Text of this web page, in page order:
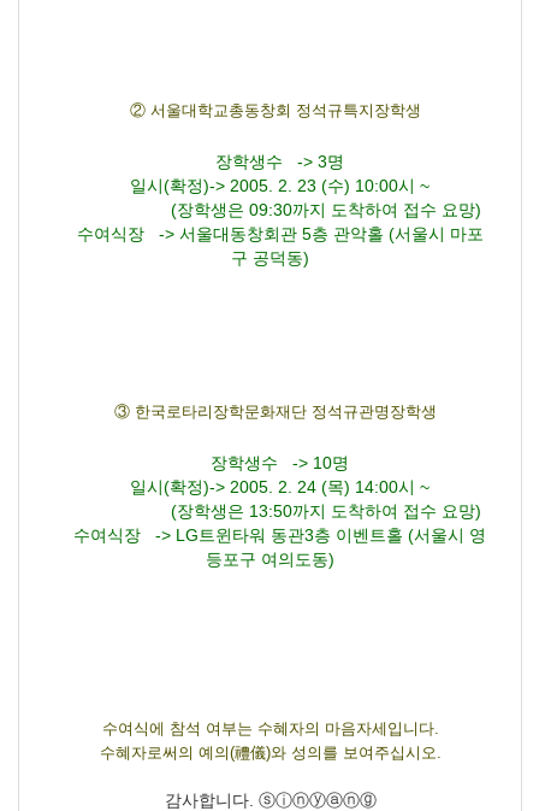
② 서울대학교총동창회 정석규특지장학생
장학생수 -> 3명
일시(확정)-> 2005. 2. 23 (수) 10:00시 ~
(장학생은 09:30까지 도착하여 접수 요망)
수여식장 -> 서울대동창회관 5층 관악홀 (서울시 마포
구 공덕동)
③ 한국로타리장학문화재단 정석규관명장학생
장학생수 -> 10명
일시(확정)-> 2005. 2. 24 (목) 14:00시 ~
(장학생은 13:50까지 도착하여 접수 요망)
수여식장 -> LG트윈타워 동관3층 이벤트홀 (서울시 영
등포구 여의도동)
수여식에 참석 여부는 수혜자의 마음자세입니다.
수혜자로써의 예의(禮儀)와 성의를 보여주십시오.
감사합니다. ⓢⓘⓝⓨⓐⓝⓖ